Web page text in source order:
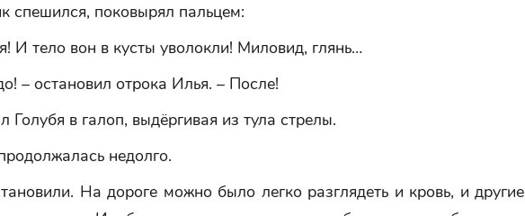
спешился, поковырял пальцем:
И тело вон в кусты уволокли! Миловид, глянь…
– остановил отрока Илья. – После!
Голубя в галоп, выдёргивая из тула стрелы.
недолго.
На дороге можно было легко разглядеть и кровь, и другие